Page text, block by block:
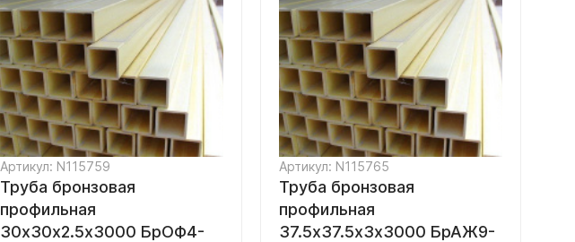
Артикул: N115759
Труба бронзовая
профильная
30х30х2.5х3000 БрОФ4-
Артикул: N115765
Труба бронзовая
профильная
37.5х37.5х3х3000 БрАЖ9-